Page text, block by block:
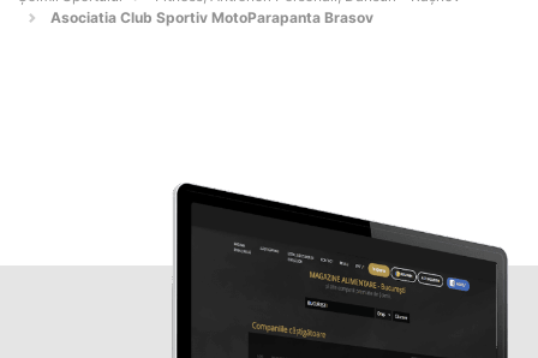
Asociatia Club Sportiv MotoParapanta Brasov